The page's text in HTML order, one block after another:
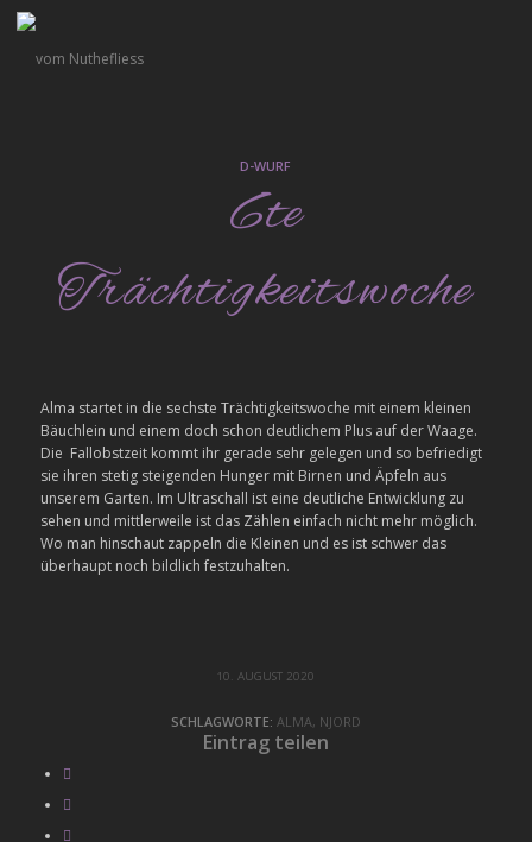
D-WURF
6te
Trächtigkeitswoche
Alma startet in die sechste Trächtigkeitswoche mit einem kleinen
Bäuchlein und einem doch schon deutlichem Plus auf der Waage.
Die Fallobstzeit kommt ihr gerade sehr gelegen und so befriedigt
sie ihren stetig steigenden Hunger mit Birnen und Äpfeln aus
unserem Garten. Im Ultraschall ist eine deutliche Entwicklung zu
sehen und mittlerweile ist das Zählen einfach nicht mehr möglich.
Wo man hinschaut zappeln die Kleinen und es ist schwer das
überhaupt noch bildlich festzuhalten.
10. AUGUST 2020
SCHLAGWORTE: ALMA, NJORD
Eintrag teilen